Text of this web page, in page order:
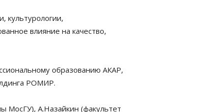
культурологии,
влияние на качество,
образованию АКАР,
РОМИР.
МосГУ), А.Назайкин (факультет